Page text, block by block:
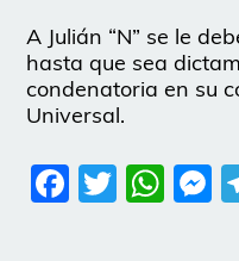
A Julián “N” se le
hasta que sea
condenatoria en su
Universal.